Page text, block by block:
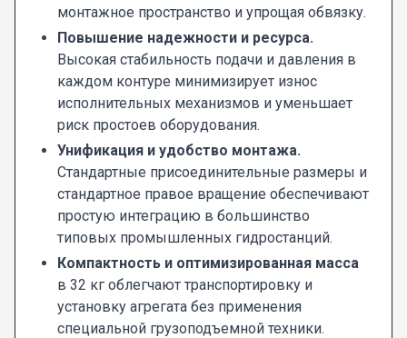
монтажное пространство и упрощая обвязку.
Повышение надежности и ресурса.
Высокая стабильность подачи и давления в
каждом контуре минимизирует износ
исполнительных механизмов и уменьшает
риск простоев оборудования.
Унификация и удобство монтажа.
Стандартные присоединительные размеры и
стандартное правое вращение обеспечивают
простую интеграцию в большинство
типовых промышленных гидростанций.
Компактность и оптимизированная масса
в 32 кг облегчают транспортировку и
установку агрегата без применения
специальной грузоподъемной техники.